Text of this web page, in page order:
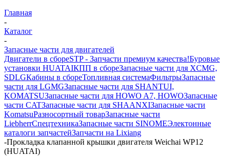
Главная
-
Каталог
-
Запасные части для двигателей
Двигатели в сбореSTP - Запчасти премиум качества!Буровые
установки HUATAIКПП в сбореЗапасные части для XCMG,
SDLGКабины в сбореТопливная системаФильтрыЗапасные
части для LGMGЗапасные части для SHANTUI,
KOMATSUЗапасные части для HOWO A7, HOWOЗапасные
части CATЗапасные части для SHAANXIЗапасные части
KomatsuРазносортный товарЗапасные части
LiebherrСпецтехникаЗапасные части SINOMEЭлектонные
каталоги запчастейЗапчасти на Lixiang
-Прокладка клапанной крышки двигателя Weichai WP12
(HUATAI)